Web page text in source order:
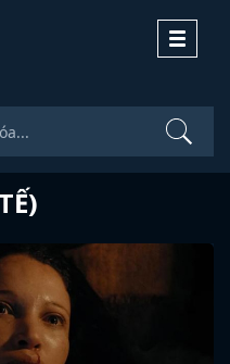
Toggle